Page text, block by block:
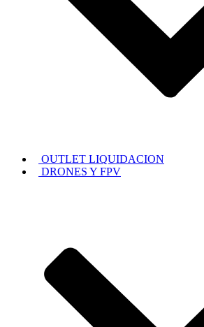
OUTLET LIQUIDACION
DRONES Y FPV